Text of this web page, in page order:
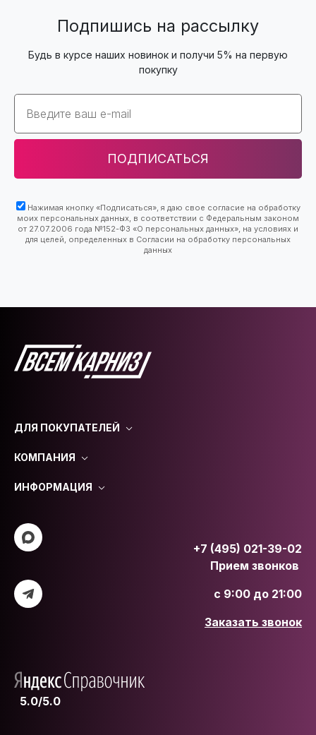
Подпишись на рассылку
Будь в курсе наших новинок и получи 5% на первую
покупку
Email
ПОДПИСАТЬСЯ
Нажимая кнопку «Подписаться», я даю свое согласие на обработку
моих персональных данных, в соответствии с Федеральным законом
от 27.07.2006 года №152-ФЗ «О персональных данных», на условиях и
для целей, определенных в Согласии на обработку персональных
данных
ДЛЯ ПОКУПАТЕЛЕЙ
КОМПАНИЯ
ИНФОРМАЦИЯ
+7 (495) 021-39-02
Прием звонков
с 9:00 до 21:00
Заказать звонок
5.0/5.0